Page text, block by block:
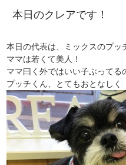
本日のクレアです！
本日の代表は、ミックスのプッ
ママは若くて美人！
ママ曰く外ではいい子ぶって
プッチくん、とてもおとなしく